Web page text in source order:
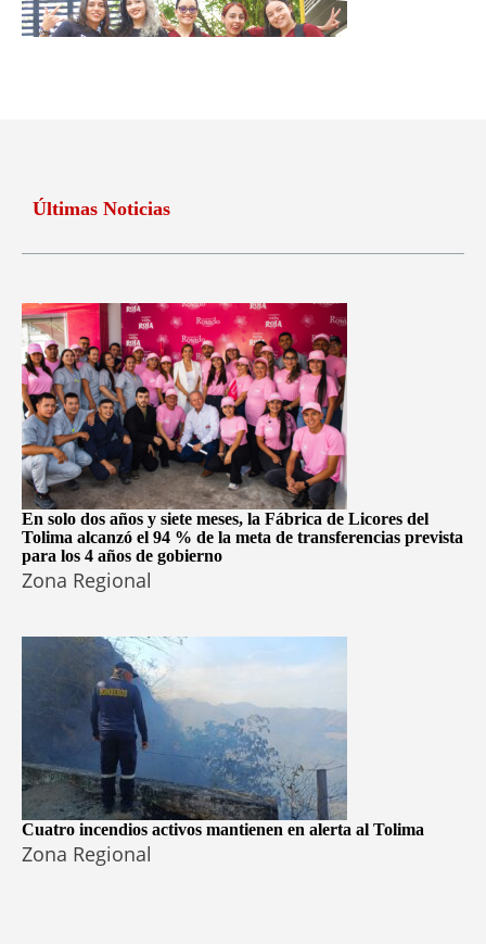
Últimas Noticias
En solo dos años y siete meses, la Fábrica de Licores del
Tolima alcanzó el 94 % de la meta de transferencias prevista
para los 4 años de gobierno
Zona Regional
Cuatro incendios activos mantienen en alerta al Tolima
Zona Regional